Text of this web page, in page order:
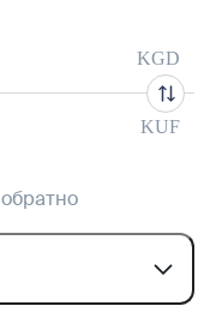
KGD
KUF